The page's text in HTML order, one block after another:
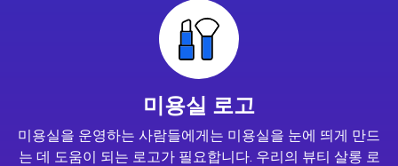
미용실 로고
미용실을 운영하는 사람들에게는 미용실을 눈에 띄게 만드
는 데 도움이 되는 로고가 필요합니다. 우리의 뷰티 살롱 로